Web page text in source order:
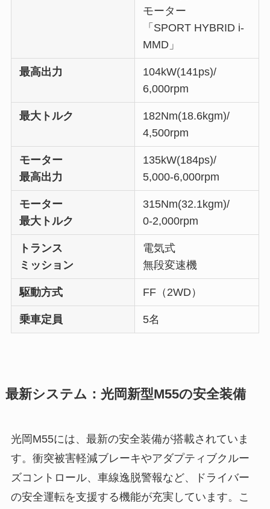
モーター
「SPORT HYBRID i-
MMD」
最高出力
104kW(141ps)/
6,000rpm
最大トルク
182Nm(18.6kgm)/
4,500rpm
モーター
最高出力
135kW(184ps)/
5,000-6,000rpm
モーター
最大トルク
315Nm(32.1kgm)/
0-2,000rpm
トランス
ミッション
電気式
無段変速機
駆動方式 FF（2WD）
乗車定員 5名
最新システム：光岡新型M55の安全装備
光岡M55には、最新の安全装備が搭載されていま
す。衝突被害軽減ブレーキやアダプティブクルー
ズコントロール、車線逸脱警報など、ドライバー
の安全運転を支援する機能が充実しています。こ